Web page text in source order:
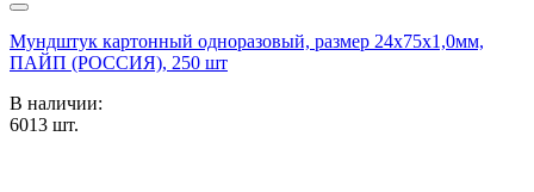
Мундштук картонный одноразовый, размер 24х75х1,0мм,
ПАЙП (РОССИЯ), 250 шт
В наличии:
6013 шт.